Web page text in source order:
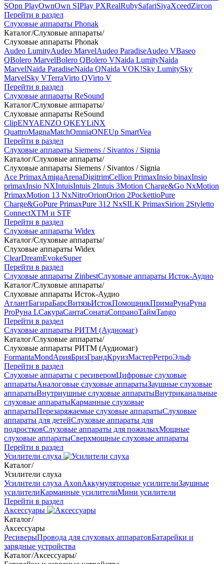
SOpn PlayOwnOwn SIPlay PXRealRubySafariSiyaXceedZircon
Перейти в раздел
Слуховые аппараты Phonak
Каталог/Слуховые аппараты/
Слуховые аппараты Phonak
Audeo LumityAudeo MarvelAudeo ParadiseAudeo VBaseo
QBolero MarvelBolero QBolero VNaida LumityNaida
MarvelNaida ParadiseNaida QNaida VOK!Sky LumitySky
MarvelSky VTerraVirto QVirto V
Перейти в раздел
Слуховые аппараты ReSound
Каталог/Слуховые аппараты/
Слуховые аппараты ReSound
ClipENYAENZO QKEYLiNX
QuattroMagnaMatchOmniaONEUp SmartVea
Перейти в раздел
Слуховые аппараты Siemens / Sivantos / Signia
Каталог/Слуховые аппараты/
Слуховые аппараты Siemens / Sivantos / Signia
Ace PrimaxAmigaArenaDigitrimCellion PrimaxInsio binaxInsio
primaxInsio NXIntuisIntuis 2Intuis 3Motion Charge&Go NxMotion
PrimaxMotion 13 NxNitroOrionOrion 2PockettioPure
Charge&GoPure PrimaxPure 312 NxSILK PrimaxSirion 2Styletto
ConnectXTM и STF
Перейти в раздел
Слуховые аппараты Widex
Каталог/Слуховые аппараты/
Слуховые аппараты Widex
ClearDreamEvokeSuper
Перейти в раздел
Слуховые аппараты ZinbestСлуховые аппараты Исток-Аудио
Каталог/Слуховые аппараты/
Слуховые аппараты Исток-Аудио
АтлантБагираБарсВитязьИстокПомощникПримаРунаРуна
ProРуна LСакураСантаСонатаСопраноТаймTango
Перейти в раздел
Слуховые аппараты РИТМ (Аудиомаг)
Каталог/Слуховые аппараты/
Слуховые аппараты РИТМ (Аудиомаг)
FormantaMondАрияБризГрандКруизМастерРетроЭльф
Перейти в раздел
Слуховые аппараты с ресиверомЦифровые слуховые
аппаратыАналоговые слуховые аппаратыЗаушные слуховые
аппаратыВнутриушные слуховые аппаратыВнутриканальные
слуховые аппаратыКарманные слуховые
аппаратыПерезаряжаемые слуховые аппаратыСлуховые
аппараты для детейСлуховые аппараты для
подростковСлуховые аппараты для пожилыхМощные
слуховые аппаратыСверхмощные слуховые аппараты
Перейти в раздел
Усилители слуха
Каталог/
Усилители слуха
Усилители слуха AxonАккумуляторные усилителиЗаушные
усилителиКарманные усилителиМини усилители
Перейти в раздел
Аксессуары
Каталог/
Аксессуары
РесиверыПровода для слуховых аппаратовБатарейки и
зарядные устройства
Каталог/Аксессуары/